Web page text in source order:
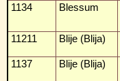
1134 Blessum
11211 Blije (Blija)
1137 Blije (Blija)